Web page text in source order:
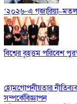
‘২০২৬-এ
বিশ্বের বৃহত্তম পরিবেশ
হোমগোপনীয়তার নীতি
সম্পর্কেবিজ্ঞাপন